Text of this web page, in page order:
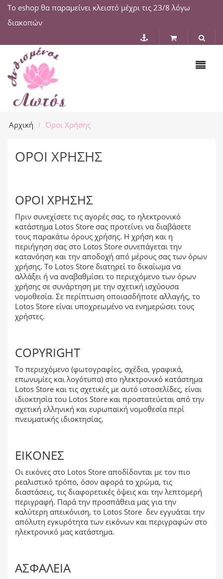
Το eshop θα παραμείνει κλειστό μέχρι τις 23/8 λόγω
διακοπών
Αρχική Όροι Χρήσης
ΌΡΟΙ ΧΡΉΣΗΣ
ΌΡΟΙ ΧΡΉΣΗΣ
Πριν συνεχίσετε τις αγορές σας, το ηλεκτρονικό
κατάστημα Lotos Store σας προτείνει να διαβάσετε
τους παρακάτω όρους χρήσης. Η χρήση και η
περιήγηση σας στο Lotos Store συνεπάγεται την
κατανόηση και την αποδοχή από μέρους σας των όρων
χρήσης. Το Lotos Store διατηρεί το δικαίωμα να
αλλάξει ή να αναβαθμίσει το περιεχόμενο των όρων
χρήσης σε συνάρτηση με την σχετική ισχύουσα
νομοθεσία. Σε περίπτωση οποιασδήποτε αλλαγής, το
Lotos Store είναι υποχρεωμένο να ενημερώσει τους
χρήστες.
COPYRIGHT
Το περιεχόμενο (φωτογραφίες, σχέδια, γραφικά,
επωνυμίες και λογότυπα) στο ηλεκτρονικό κατάστημα
Lotos Store και τις σχετικές με αυτό ιστοσελίδες, είναι
ιδιοκτησία του Lotos Store και προστατεύεται από την
σχετική ελληνική και ευρωπαϊκή νομοθεσία περί
πνευματικής ιδιοκτησίας.
ΕΙΚΌΝΕΣ
Οι εικόνες στο Lotos Store αποδίδονται με τον πιο
ρεαλιστικό τρόπο, όσον αφορά το χρώμα, τις
διαστάσεις, τις διαφορετικές όψεις και την λεπτομερή
περιγραφή. Παρά την προσπάθεια μας για την
καλύτερη απεικόνιση, το Lotos Store δεν εγγυάται την
απόλυτη εγκυρότητα των εικόνων και περιγραφών στο
ηλεκτρονικό μας κατάστημα.
ΑΣΦΆΛΕΙΑ